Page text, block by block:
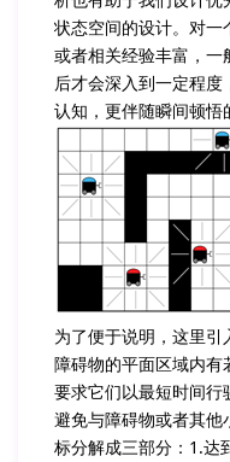
状态空间的设计。对
或者相关经验丰富，
后才会深入到一定程
认知，更伴随瞬间顿悟
为了便于说明，这里
障碍物的平面区域内
要求它们以最短时间行
避免与障碍物或者其他
标分解成三部分：1.达